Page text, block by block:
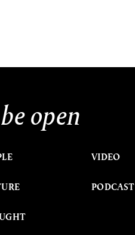
open
VIDEO
PODCAST